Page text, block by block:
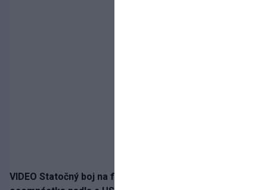
VIDEO Statočný boj na finále nestačil: Slovenská